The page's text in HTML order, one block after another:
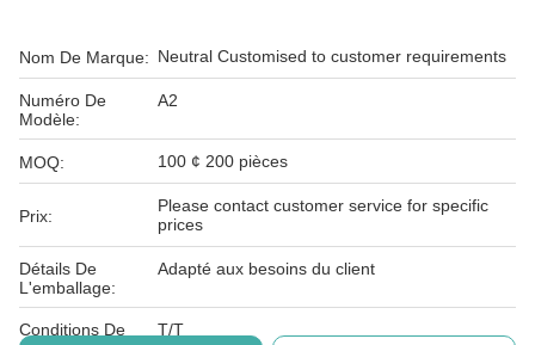
Nom De Marque: Neutral Customised to customer requirements
Numéro De
Modèle:
A2
MOQ: 100 ¢ 200 pièces
Prix:
Please contact customer service for specific
prices
Détails De
L'emballage:
Adapté aux besoins du client
Conditions De
T/T